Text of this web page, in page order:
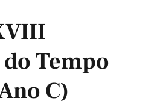
Tempo
C)